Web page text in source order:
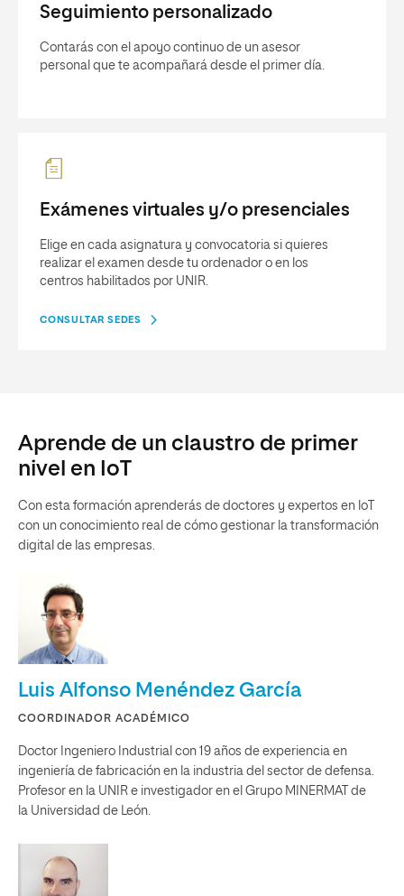
Seguimiento personalizado
Contarás con el apoyo continuo de un asesor
personal que te acompañará desde el primer día.
Exámenes virtuales y/o presenciales
Elige en cada asignatura y convocatoria si quieres
realizar el examen desde tu ordenador o en los
centros habilitados por UNIR.
CONSULTAR SEDES
Aprende de un claustro de primer
nivel en IoT
Con esta formación aprenderás de doctores y expertos en loT
con un conocimiento real de cómo gestionar la transformación
digital de las empresas.
Luis Alfonso Menéndez García
COORDINADOR ACADÉMICO
Doctor Ingeniero Industrial con 19 años de experiencia en
ingeniería de fabricación en la industria del sector de defensa.
Profesor en la UNIR e investigador en el Grupo MINERMAT de
la Universidad de León.